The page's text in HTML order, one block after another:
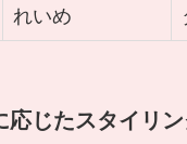
れいめ
応じたスタイリ